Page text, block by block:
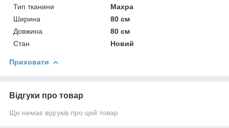
Тип тканини
Махра
Ширина
80 см
Довжина
80 см
Стан
Новий
Приховати
Відгуки про товар
Ще немає відгуків про цей товар